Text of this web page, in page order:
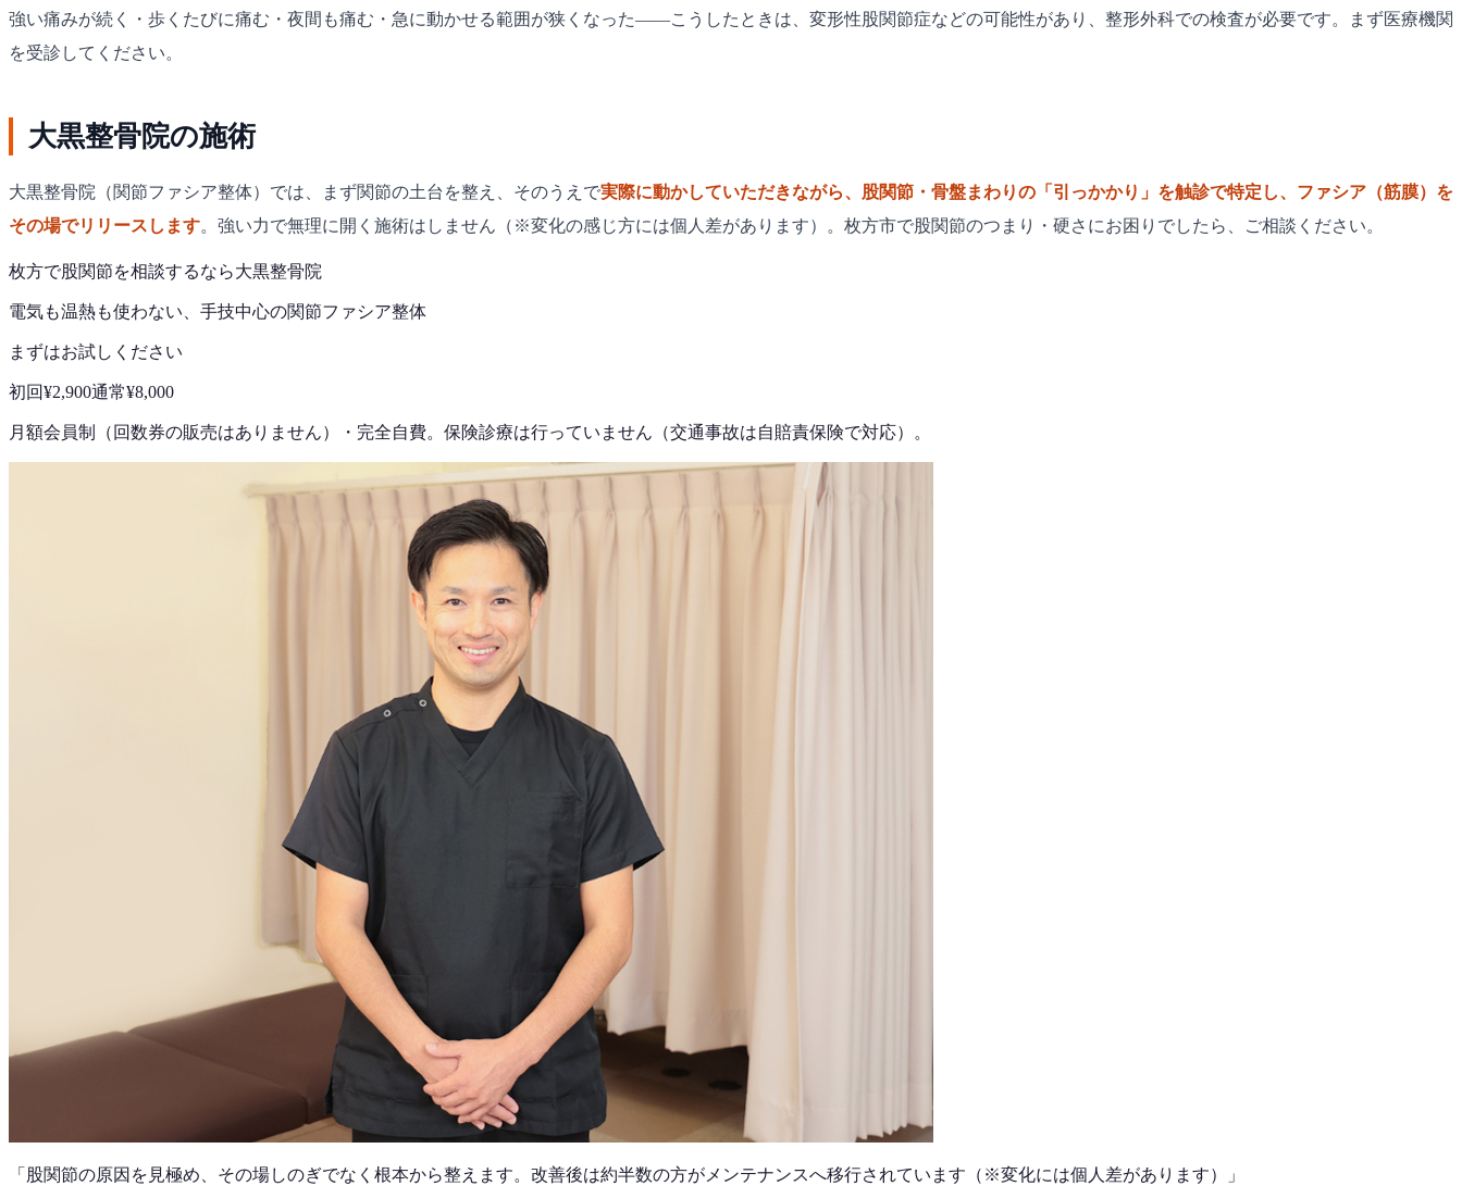
強い痛みが続く・歩くたびに痛む・夜間も痛む・急に動かせる範囲が狭くなった——こうしたときは、変形性股関節症などの可能性があり、整形外科での検査が必要です。まず医療機関
を受診してください。
大黒整骨院の施術
大黒整骨院（関節ファシア整体）では、まず関節の土台を整え、そのうえで実際に動かしていただきながら、股関節・骨盤まわりの「引っかかり」を触診で特定し、ファシア（筋膜）を
その場でリリースします。強い力で無理に開く施術はしません（※変化の感じ方には個人差があります）。枚方市で股関節のつまり・硬さにお困りでしたら、ご相談ください。
枚方で股関節を相談するなら大黒整骨院
電気も温熱も使わない、手技中心の関節ファシア整体
まずはお試しください
初回¥2,900通常¥8,000
月額会員制（回数券の販売はありません） ・ 完全自費。保険診療は行っていません（交通事故は自賠責保険で対応）。
「 股関節の原因を見極め、その場しのぎでなく根本から整えます。改善後は約半数の方がメンテナンスへ移行されています（※変化には個人差があります）」